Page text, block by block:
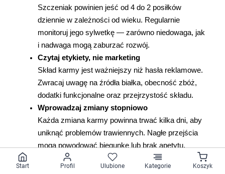
Szczeniak powinien jeść od 4 do 2 posiłków
dziennie w zależności od wieku. Regularnie
monitoruj jego sylwetkę — zarówno niedowaga, jak
i nadwaga mogą zaburzać rozwój.
Czytaj etykiety, nie marketing
Skład karmy jest ważniejszy niż hasła reklamowe.
Zwracaj uwagę na źródła białka, obecność zbóż,
dodatki funkcjonalne oraz przejrzystość składu.
Wprowadzaj zmiany stopniowo
Każda zmiana karmy powinna trwać kilka dni, aby
uniknąć problemów trawiennych. Nagłe przejścia
mogą powodować biegunkę lub brak apetytu.
Obserwuj psa, nie tylko tabelę dawkowania
Zalecenia producenta są punktem wyjścia, ale
Start Profil Ulubione Kategorie Koszyk